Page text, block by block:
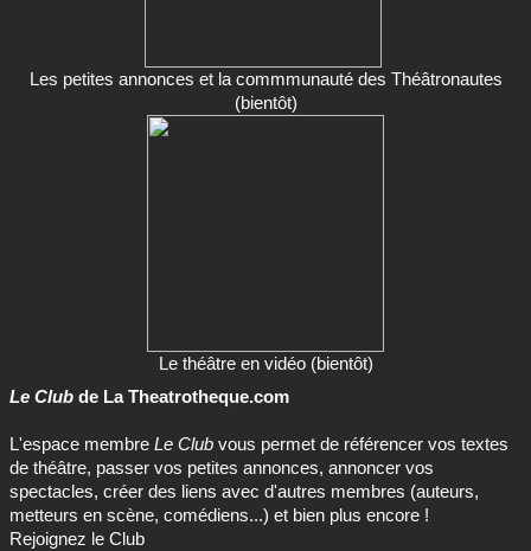
Les petites annonces et la commmunauté des Théâtronautes
(bientôt)
Le théâtre en vidéo (bientôt)
Le Club de La Theatrotheque.com
L'espace membre Le Club vous permet de référencer vos textes
de théâtre, passer vos petites annonces, annoncer vos
spectacles, créer des liens avec d'autres membres (auteurs,
metteurs en scène, comédiens...) et bien plus encore !
Rejoignez le Club